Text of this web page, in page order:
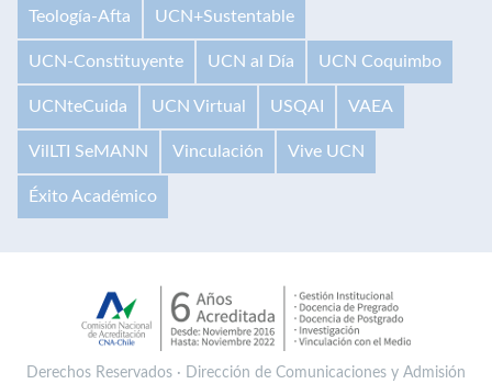
Teología-Afta UCN+Sustentable
UCN-Constituyente UCN al Día UCN Coquimbo
UCNteCuida UCN Virtual USQAI VAEA
VilLTI SeMANN Vinculación Vive UCN
Éxito Académico
Derechos Reservados · Dirección de Comunicaciones y Admisión